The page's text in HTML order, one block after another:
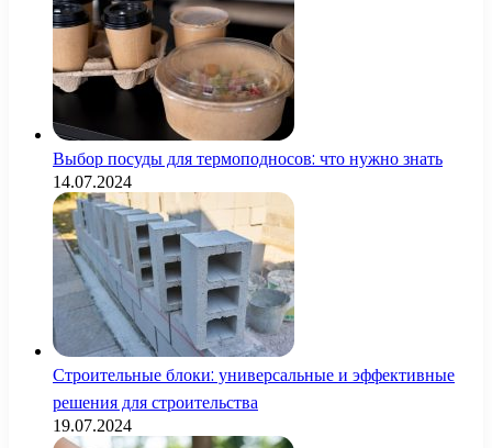
Выбор посуды для термоподносов: что нужно знать
14.07.2024
Строительные блоки: универсальные и эффективные
решения для строительства
19.07.2024